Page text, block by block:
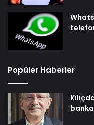
Popüler Haberler